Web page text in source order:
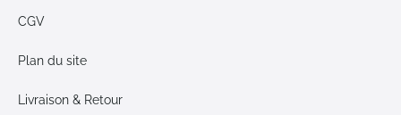
CGV
Plan du site
Livraison & Retour